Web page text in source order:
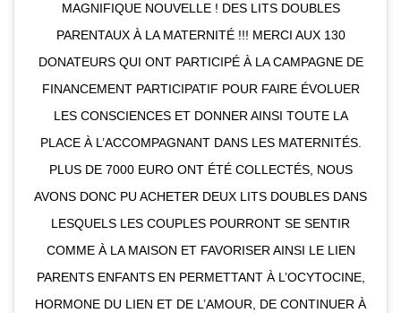
MAGNIFIQUE NOUVELLE ! DES LITS DOUBLES
PARENTAUX À LA MATERNITÉ !!! MERCI AUX 130
DONATEURS QUI ONT PARTICIPÉ À LA CAMPAGNE DE
FINANCEMENT PARTICIPATIF POUR FAIRE ÉVOLUER
LES CONSCIENCES ET DONNER AINSI TOUTE LA
PLACE À L’ACCOMPAGNANT DANS LES MATERNITÉS.
PLUS DE 7000 EURO ONT ÉTÉ COLLECTÉS, NOUS
AVONS DONC PU ACHETER DEUX LITS DOUBLES DANS
LESQUELS LES COUPLES POURRONT SE SENTIR
COMME À LA MAISON ET FAVORISER AINSI LE LIEN
PARENTS ENFANTS EN PERMETTANT À L’OCYTOCINE,
HORMONE DU LIEN ET DE L’AMOUR, DE CONTINUER À